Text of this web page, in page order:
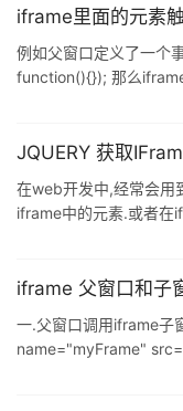
iframe里面的元素
例如父窗口定义了一个
function(){}); 那么
象实际为两个对象
JQUERY 获取
在web开发中,经常会用
iframe中的元素.或者在
例
iframe 父窗口和子
一.父窗口调用iframe子
name="myFrame"